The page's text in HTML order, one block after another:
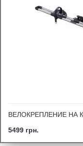
ВЕЛОКРЕПЛЕНИЕ НА
5499 грн.